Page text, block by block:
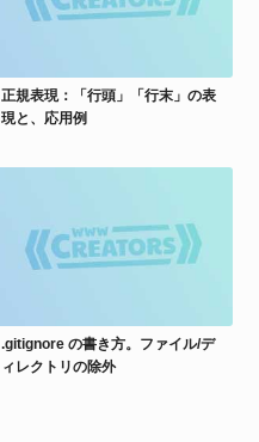
正規表現：「行頭」「行末」の表
現と、応用例
.gitignore の書き方。ファイル/デ
ィレクトリの除外